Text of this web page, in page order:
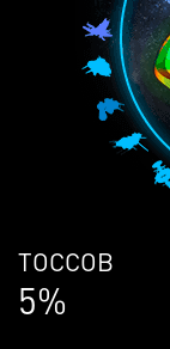
ЛЮДЕЙ
68%